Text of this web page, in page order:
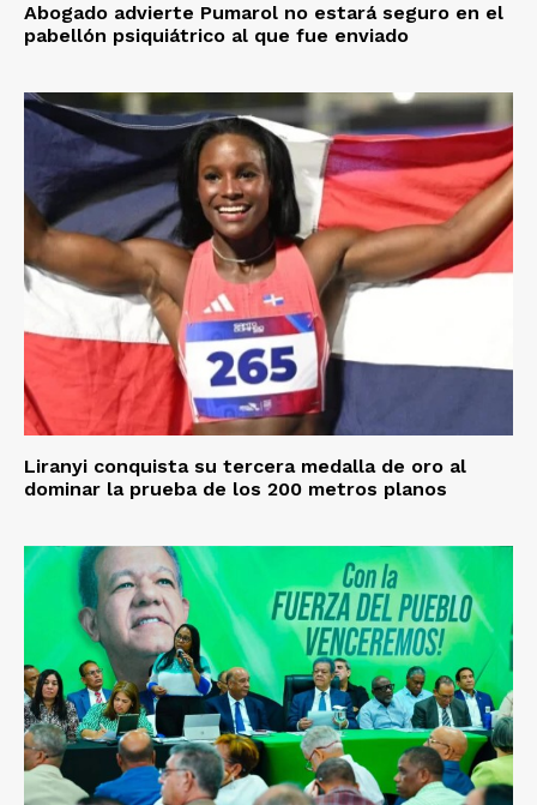
Abogado advierte Pumarol no estará seguro en el
pabellón psiquiátrico al que fue enviado
Liranyi conquista su tercera medalla de oro al
dominar la prueba de los 200 metros planos